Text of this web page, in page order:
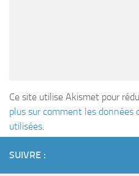
Ce site utilise Akismet pour
plus sur comment les données
utilisées.
SUIVRE :